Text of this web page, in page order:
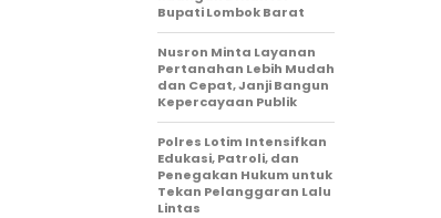
Bupati Lombok Barat
Nusron Minta Layanan
Pertanahan Lebih Mudah
dan Cepat, Janji Bangun
Kepercayaan Publik
Polres Lotim Intensifkan
Edukasi, Patroli, dan
Penegakan Hukum untuk
Tekan Pelanggaran Lalu
Lintas